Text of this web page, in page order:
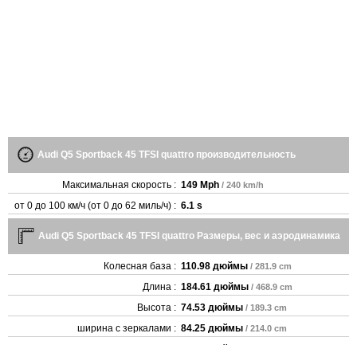
Audi Q5 Sportback 45 TFSI quattro производительность
Максимальная скорость : 149 Mph / 240 km/h
от 0 до 100 км/ч (от 0 до 62 миль/ч) : 6.1 s
Audi Q5 Sportback 45 TFSI quattro Размеры, вес и аэродинамика
Колесная база : 110.98 дюймы / 281.9 cm
Длина : 184.61 дюймы / 468.9 cm
Высота : 74.53 дюймы / 189.3 cm
ширина с зеркалами : 84.25 дюймы / 214.0 cm